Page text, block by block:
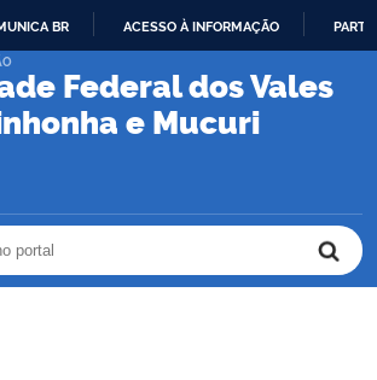
PARA
CONTEÚDO
BR ACESSO À INFORMAÇÃO
Federal dos Vales
e Mucuri